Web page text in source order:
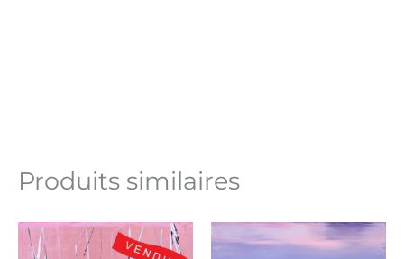
Produits similaires